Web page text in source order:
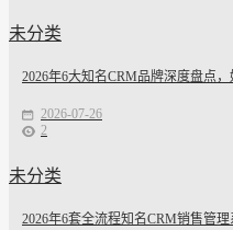
未分类
2026年6大知名CRM品牌深度盘点
2026-07-26
2
未分类
2026年6套全流程知名CRM销售管